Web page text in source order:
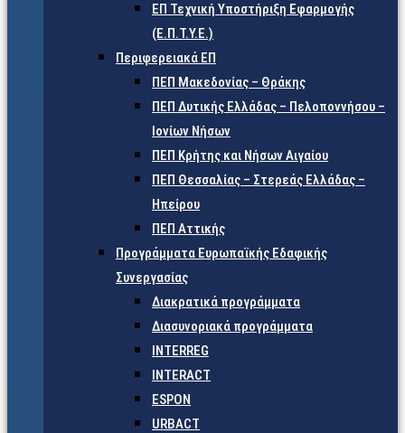
ΕΠ Τεχνική Υποστήριξη Εφαρμογής
(Ε.Π.Τ.Υ.Ε.)
Περιφερειακά ΕΠ
ΠΕΠ Μακεδονίας – Θράκης
ΠΕΠ Δυτικής Ελλάδας – Πελοποννήσου –
Ιονίων Νήσων
ΠΕΠ Κρήτης και Νήσων Αιγαίου
ΠΕΠ Θεσσαλίας – Στερεάς Ελλάδας –
Ηπείρου
ΠΕΠ Αττικής
Προγράμματα Ευρωπαϊκής Εδαφικής
Συνεργασίας
Διακρατικά προγράμματα
Διασυνοριακά προγράμματα
INTERREG
INTERACT
ESPON
URBACT